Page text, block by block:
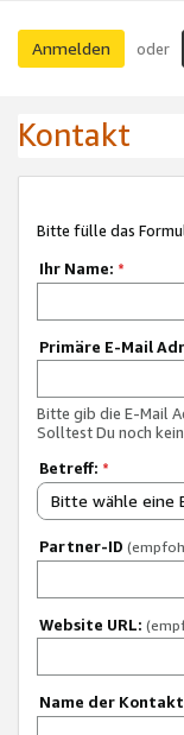
Anmelden oder
Kontakt
Bitte fülle das
Ihr Name: *
Primäre E-Mail
Bitte gib die E-Mail
Solltest Du noch
Betreff: *
Bitte wähle eine
Partner-ID
Website URL:
Name der